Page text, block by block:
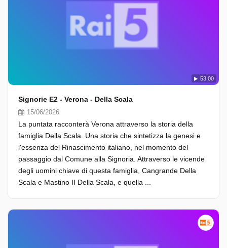
53:00
Signorie E2 - Verona - Della Scala
15/06/2026
La puntata racconterà Verona attraverso la storia della
famiglia Della Scala. Una storia che sintetizza la genesi e
l'essenza del Rinascimento italiano, nel momento del
passaggio dal Comune alla Signoria. Attraverso le vicende
degli uomini chiave di questa famiglia, Cangrande Della
Scala e Mastino II Della Scala, e quella ...